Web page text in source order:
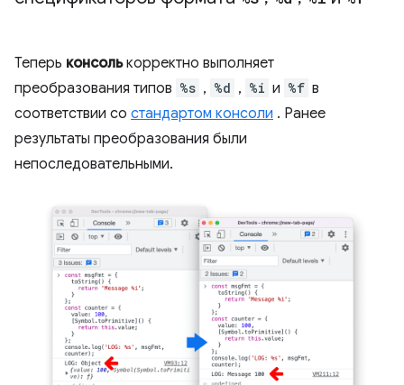
Теперь консолькорректно выполняет
преобразования типов %s , %d , %i и %f в
соответствии со стандартом консоли . Ранее
результаты преобразования были
непоследовательными.